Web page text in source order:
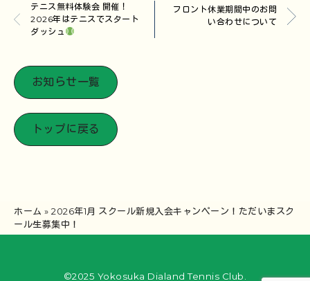
テニス無料体験会 開催！
2026年はテニスでスタート
ダッシュ
フロント休業期間中のお問
い合わせについて
お知らせ一覧
トップに戻る
ホーム » 2026年1月 スクール新規入会キャンペーン！ただいまスク
ール生募集中！
©2025 Yokosuka Dialand Tennis Club.